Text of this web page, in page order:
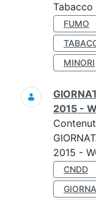
Tabacco
FUMO
MINORI
2015 -
2015 -
CNDD